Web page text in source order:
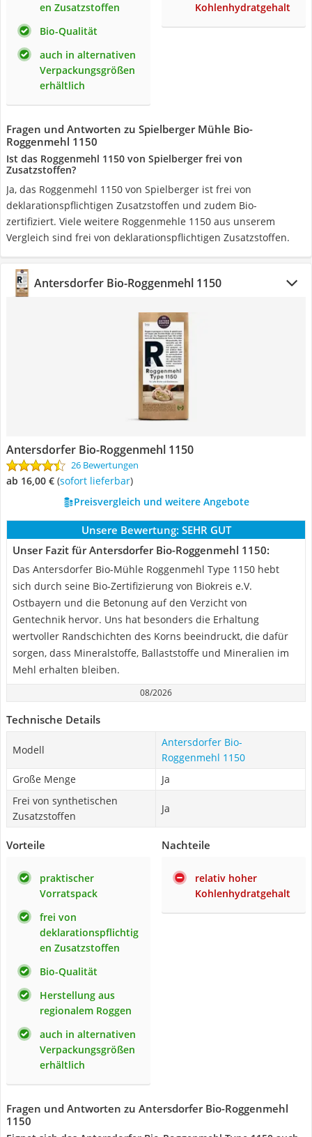
en Zusatzstoffen
Bio-Qualität
auch in alternativen
Verpackungsgrößen
erhältlich
Kohlenhydratgehalt
Fragen und Antworten zu Spielberger Mühle Bio-
Roggenmehl 1150
Ist das Roggenmehl 1150 von Spielberger frei von
Zusatzstoffen?
Ja, das Roggenmehl 1150 von Spielberger ist frei von
deklarationspflichtigen Zusatzstoffen und zudem Bio-
zertifiziert. Viele weitere Roggenmehle 1150 aus unserem
Vergleich sind frei von deklarationspflichtigen Zusatzstoffen.
Antersdorfer Bio-Roggenmehl 1150
Antersdorfer Bio-Roggenmehl 1150
26 Bewertungen
ab 16,00 € ( Sofort lieferbar)
Preisvergleich und weitere Angebote
Unsere Bewertung: SEHR GUT
Unser Fazit für Antersdorfer Bio-Roggenmehl 1150:
Das Antersdorfer Bio-Mühle Roggenmehl Type 1150 hebt
sich durch seine Bio-Zertifizierung von Biokreis e.V.
Ostbayern und die Betonung auf den Verzicht von
Gentechnik hervor. Uns hat besonders die Erhaltung
wertvoller Randschichten des Korns beeindruckt, die dafür
sorgen, dass Mineralstoffe, Ballaststoffe und Mineralien im
Mehl erhalten bleiben.
08/2026
Technische Details
Modell
Antersdorfer Bio-
Roggenmehl 1150
Große Menge
Ja
Frei von synthetischen
Zusatzstoffen
Ja
Vorteile
praktischer
Vorratspack
frei von
deklarationspflichtig
en Zusatzstoffen
Bio-Qualität
Herstellung aus
regionalem Roggen
auch in alternativen
Verpackungsgrößen
erhältlich
Nachteile
relativ hoher
Kohlenhydratgehalt
Fragen und Antworten zu Antersdorfer Bio-Roggenmehl
1150